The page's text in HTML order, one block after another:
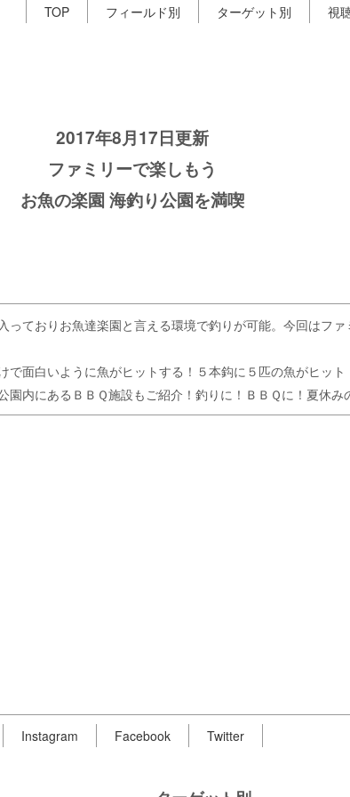
TOP フィールド別 ターゲット別 視
2017年8月17日更新
ファミリーで楽しもう
お魚の楽園 海釣り公園を満喫
ておりお魚達楽園と言える環境で釣りが可能。今回はフ
面白いように魚がヒットする！５本鈎に５匹の魚がヒッ
内にあるＢＢＱ施設もご紹介！釣りに！ＢＢＱに！夏休み
Instagram Facebook Twitter